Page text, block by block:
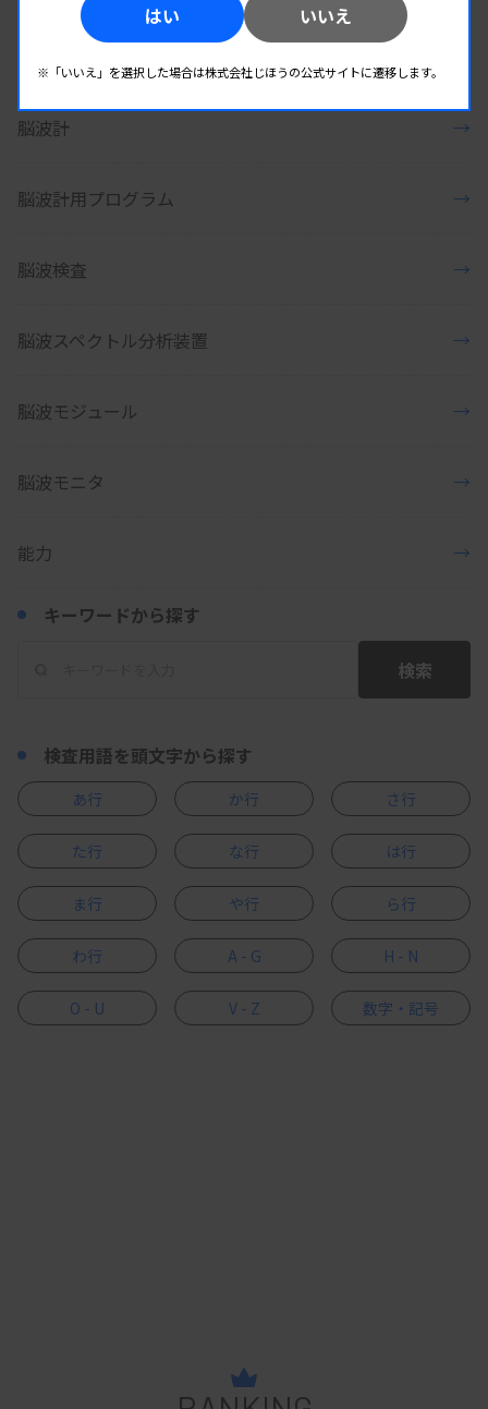
脳波計 →
脳波計用プログラム →
脳波検査 →
脳波スペクトル分析装置 →
脳波モジュール →
脳波モニタ →
能力 →
キーワードから探す
検索
検査用語を頭文字から探す
あ行 か行 さ行
た行 な行 は行
ま行 や行 ら行
わ行 A - G H - N
O - U V - Z 数字・記号
はい いいえ
※「いいえ」を選択した場合は株式会社じほうの公式サイトに遷移します。